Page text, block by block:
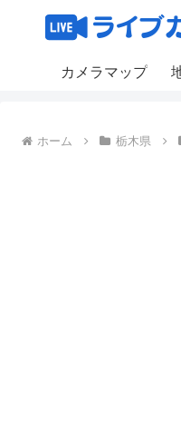
カメラマップ
ホーム 栃木県